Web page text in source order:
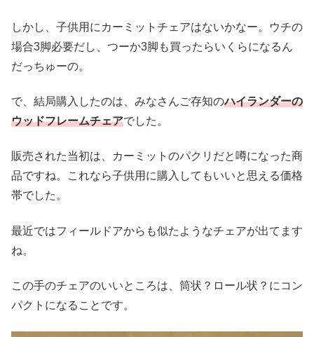
しかし、子供用にカーミットチェアはないかなー。ウチの
場合3脚必要だし、つーか3脚も買ったらいくらになるん
だっちゅーの。
で、結局購入したのは、みなさんご存知のハイランダーの
ウッドフレームチェアでした。
販売された当初は、カーミットのパクリだと噂になった商
品ですね。これなら子供用に購入してもいいと思える価格
帯でした。
最近ではフィールドアからも似たようなチェアが出てます
ね。
この手のチェアのいいところは、筒状？ロール状？にコン
パクトになることです。